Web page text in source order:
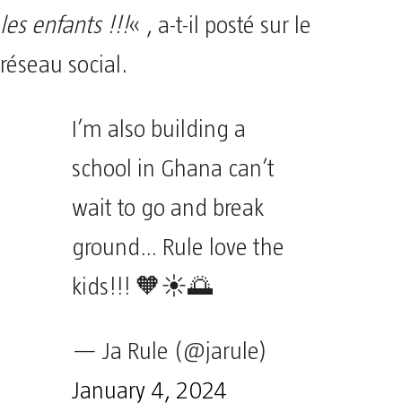
les enfants !!!« , a-t-il posté sur le
réseau social.
I’m also building a
school in Ghana can’t
wait to go and break
ground… Rule love the
kids!!! 🧡☀️🌅
— Ja Rule (@jarule)
January 4, 2024